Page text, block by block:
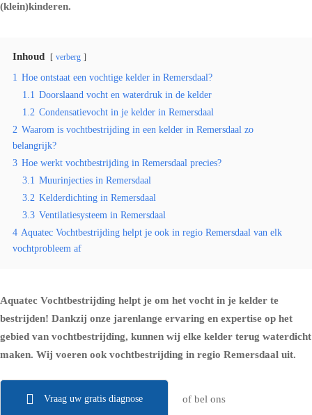
(klein)kinderen.
Inhoud verberg
1 Hoe ontstaat een vochtige kelder in Remersdaal?
1.1 Doorslaand vocht en waterdruk in de kelder
1.2 Condensatievocht in je kelder in Remersdaal
2 Waarom is vochtbestrijding in een kelder in Remersdaal zo
belangrijk?
3 Hoe werkt vochtbestrijding in Remersdaal precies?
3.1 Muurinjecties in Remersdaal
3.2 Kelderdichting in Remersdaal
3.3 Ventilatiesysteem in Remersdaal
4 Aquatec Vochtbestrijding helpt je ook in regio Remersdaal van elk
vochtprobleem af
Aquatec Vochtbestrijding helpt je om het vocht in je kelder te
bestrijden! Dankzij onze jarenlange ervaring en expertise op het
gebied van vochtbestrijding, kunnen wij elke kelder terug waterdicht
maken. Wij voeren ook vochtbestrijding in regio Remersdaal uit.
Vraag uw gratis diagnose of bel ons